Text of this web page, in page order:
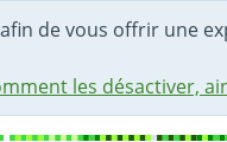
de vous offrir une
les désactiver,
LA PAGE